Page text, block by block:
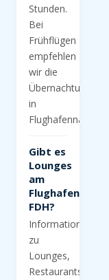
Stunden.
Bei
Frühflügen
empfehlen
wir die
Übernachtung
in
Flughafennähe.
Gibt es
Lounges
am
Flughafen
FDH?
Informationen
zu
Lounges,
Restaurants